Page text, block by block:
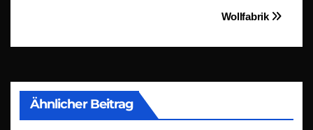
BeitragsnavigationWollfabrik
Ähnlicher Beitrag